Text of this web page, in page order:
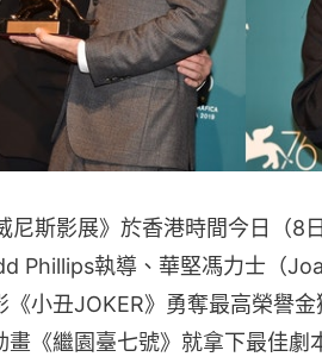
尼斯影展》於香港時間今日（8
Phillips執導、華堅馮力士（
《小丑JOKER》勇奪最高榮譽
畫《繼園臺七號》就拿下最佳劇